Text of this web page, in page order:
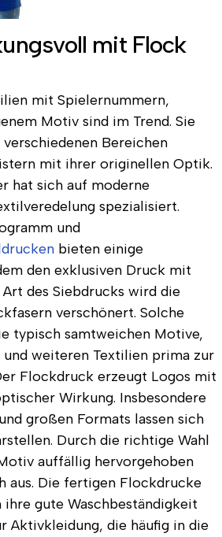
mit Flock
mit Spielernummern,
Motiv sind im Trend. Sie
Bereichen
mit ihrer originellen Optik.
hat sich auf moderne
spezialisiert.
und
bieten einige
den exklusiven Druck mit
des Siebdrucks wird die
verschönert. Solche
typisch samtweichen Motive,
weiteren Textilien prima zur
Flockdruck erzeugt Logos mit
Wirkung. Insbesondere
großen Formats lassen sich
Durch die richtige Wahl
auffällig hervorgehoben
aus. Die fertigen Flockdrucke
gute Waschbeständigkeit
Aktivkleidung, die häufig in die